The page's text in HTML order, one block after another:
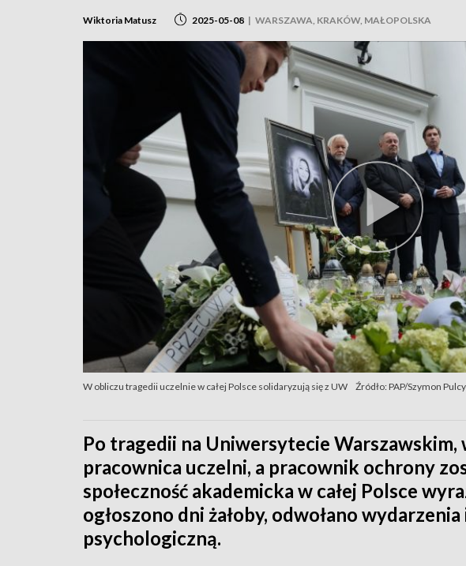
Wiktoria Matusz 2025-05-08 | WARSZAWA, KRAKÓW, MAŁOPOLSKA
W obliczu tragedii uczelnie w całej Polsce solidaryzują się z UW Źródło: PAP/Szymon
Po tragedii na Uniwersytecie Warszawskim,
pracownica uczelni, a pracownik ochrony
społeczność akademicka w całej Polsce
ogłoszono dni żałoby, odwołano
psychologiczną.